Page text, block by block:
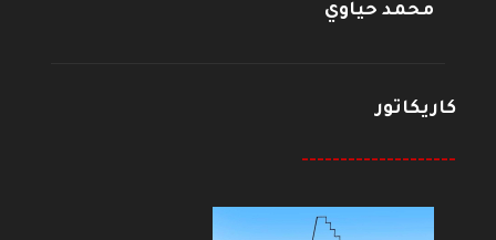
محمد حياوي
كاريكاتور
--------------------